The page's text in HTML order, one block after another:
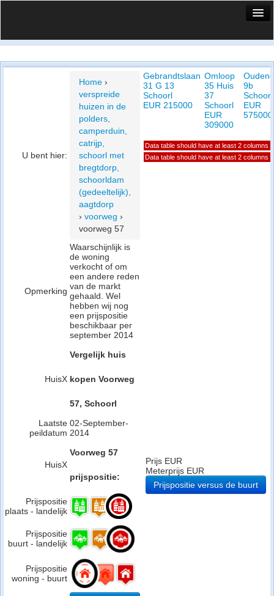
Vergelijk prijsposities - wijk
Privacy beleid
U bent hier:
Home ›
verspreide
huizen in de
polders,
camperduin,
catrijp,
schoorl met
bregtdorp,
schoorldam
(gedeeltelijk),
aagtdorp
› voorweg ›
voorweg 57
Opmerking
Waarschijnlijk is
de woning
verkocht of om
een andere reden
van de markt
gehaald. Wel
hebben wij nog
een prijspositie
beschikbaar per
september 2014
HuisX
Vergelijk huis
kopen Voorweg
57, Schoorl
Laatste
peildatum
02-September-
2014
HuisX
Voorweg 57
prijspositie:
Prijspositie
plaats - landelijk
Prijspositie
buurt - landelijk
Prijspositie
woning - buurt
Gebrandtslaan
31 G 13
Schoorl
EUR 215000
Omloop
35 Huis
37
Schoorl
EUR
309000
9b
Schoorl
EUR
575000
Data table should have at least 2 columns
Data table should have at least 2 columns
Prijs EUR
Meterprijs EUR
Prijspositie versus de buurt